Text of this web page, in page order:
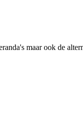
maar ook de